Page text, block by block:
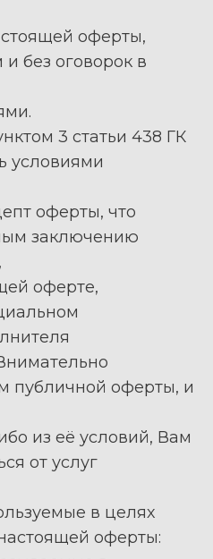
оферты,
без оговорок в
3 статьи 438 ГК
условиями
оферты, что
заключению
оферте,
публичной оферты, и
из её условий, Вам
от услуг
в целях
оферты: